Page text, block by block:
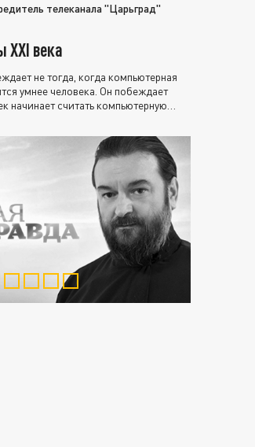
телеканала "Царьград"
XXI века
не тогда, когда компьютерная
умнее человека. Он побеждает
начинает считать компьютерную